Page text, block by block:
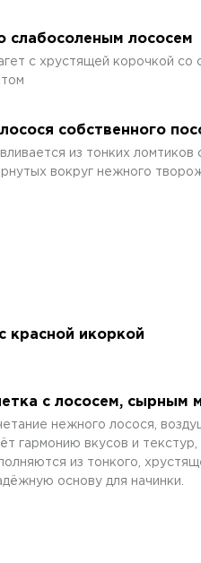
слабосоленым лососем
с хрустящей корочкой со
собственного
из тонких ломтиков
вокруг нежного
красной икоркой
с лососем, сырным
нежного лосося,
гармонию вкусов и текстур,
из тонкого,
основу для начинки.